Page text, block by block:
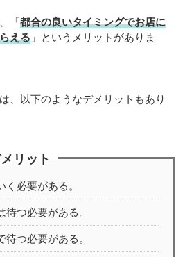
「都合の良いタイミングでお店に
える 」というメリットがありま
、以下のようなデメリットもあり
リット
必要がある。
つ必要がある。
つ必要がある。